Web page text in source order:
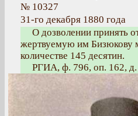
№ 10327
31-го декабря 1880 года
О дозволении принять
жертвуемую им Бизюкову
количестве 145 десятин.
РГИА, ф. 796, оп. 162, д.